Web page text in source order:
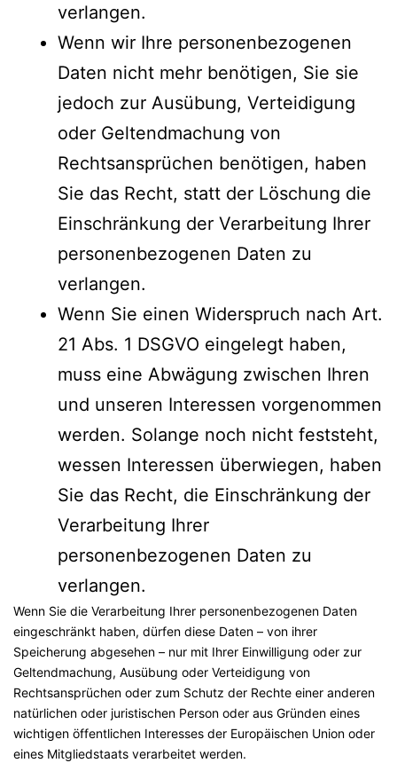
verlangen.
Wenn wir Ihre personenbezogenen
Daten nicht mehr benötigen, Sie sie
jedoch zur Ausübung, Verteidigung
oder Geltendmachung von
Rechtsansprüchen benötigen, haben
Sie das Recht, statt der Löschung die
Einschränkung der Verarbeitung Ihrer
personenbezogenen Daten zu
verlangen.
Wenn Sie einen Widerspruch nach Art.
21 Abs. 1 DSGVO eingelegt haben,
muss eine Abwägung zwischen Ihren
und unseren Interessen vorgenommen
werden. Solange noch nicht feststeht,
wessen Interessen überwiegen, haben
Sie das Recht, die Einschränkung der
Verarbeitung Ihrer
personenbezogenen Daten zu
verlangen.
Wenn Sie die Verarbeitung Ihrer personenbezogenen Daten
eingeschränkt haben, dürfen diese Daten – von ihrer
Speicherung abgesehen – nur mit Ihrer Einwilligung oder zur
Geltendmachung, Ausübung oder Verteidigung von
Rechtsansprüchen oder zum Schutz der Rechte einer anderen
natürlichen oder juristischen Person oder aus Gründen eines
wichtigen öffentlichen Interesses der Europäischen Union oder
eines Mitgliedstaats verarbeitet werden.